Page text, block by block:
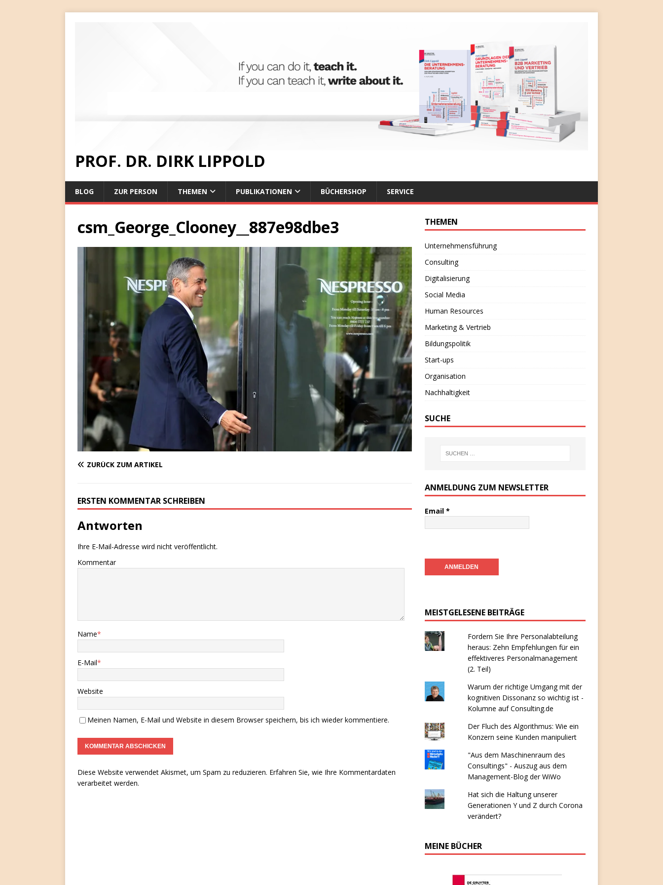
PROF. DR. DIRK LIPPOLD
BLOG ZUR PERSON THEMEN PUBLIKATIONEN BÜCHERSHOP SERVICE
csm_George_Clooney__887e98dbe3
ZURÜCK ZUM ARTIKEL
ERSTEN KOMMENTAR SCHREIBEN
Antworten
Ihre E-Mail-Adresse wird nicht veröffentlicht.
Kommentar
Name*
E-Mail*
Website
Meinen Namen, E-Mail und Website in diesem Browser speichern, bis ich wieder kommentiere.
Diese Website verwendet Akismet, um Spam zu reduzieren. Erfahren Sie, wie Ihre Kommentardaten
verarbeitet werden.
THEMEN
Unternehmensführung
Consulting
Digitalisierung
Social Media
Human Resources
Marketing & Vertrieb
Bildungspolitik
Start-ups
Organisation
Nachhaltigkeit
SUCHE
ANMELDUNG ZUM NEWSLETTER
Email *
MEISTGELESENE BEITRÄGE
Fordern Sie Ihre Personalabteilung
heraus: Zehn Empfehlungen für ein
effektiveres Personalmanagement
(2. Teil)
Warum der richtige Umgang mit der
kognitiven Dissonanz so wichtig ist -
Kolumne auf Consulting.de
Der Fluch des Algorithmus: Wie ein
Konzern seine Kunden manipuliert
"Aus dem Maschinenraum des
Consultings" - Auszug aus dem
Management-Blog der WiWo
Hat sich die Haltung unserer
Generationen Y und Z durch Corona
verändert?
MEINE BÜCHER